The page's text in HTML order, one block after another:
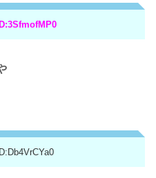
ID:3SfmofMP0
ID:Db4VrCYa0